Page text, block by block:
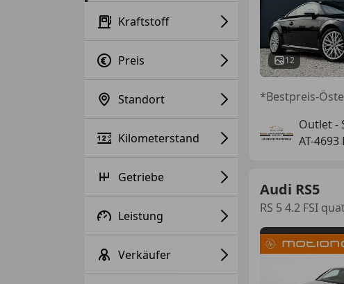
Kraftstoff
Preis
Standort
Kilometerstand
Getriebe
Leistung
Verkäufer
12
*Bestpreis-
Outlet -
AT-
Audi RS5
RS 5 4.2 FSI